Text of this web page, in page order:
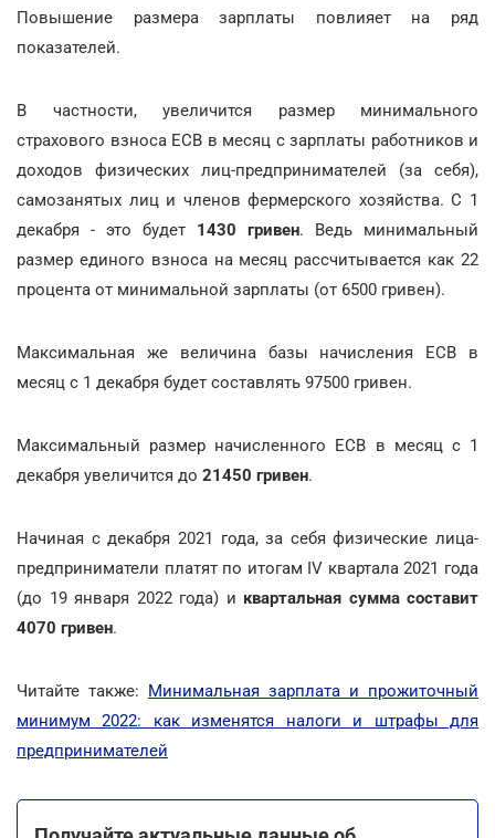
Повышение размера зарплаты повлияет на ряд
показателей.
В частности, увеличится размер минимального
страхового взноса ЕСВ в месяц с зарплаты работников и
доходов физических лиц-предпринимателей (за себя),
самозанятых лиц и членов фермерского хозяйства. С 1
декабря - это будет 1430 гривен. Ведь минимальный
размер единого взноса на месяц рассчитывается как 22
процента от минимальной зарплаты (от 6500 гривен).
Максимальная же величина базы начисления ЕСВ в
месяц с 1 декабря будет составлять 97500 гривен.
Максимальный размер начисленного ЕСВ в месяц с 1
декабря увеличится до 21450 гривен.
Начиная с декабря 2021 года, за себя физические лица-
предприниматели платят по итогам ІV квартала 2021 года
(до 19 января 2022 года) и квартальная сумма составит
4070 гривен.
Читайте также: Минимальная зарплата и прожиточный
минимум 2022: как изменятся налоги и штрафы для
предпринимателей